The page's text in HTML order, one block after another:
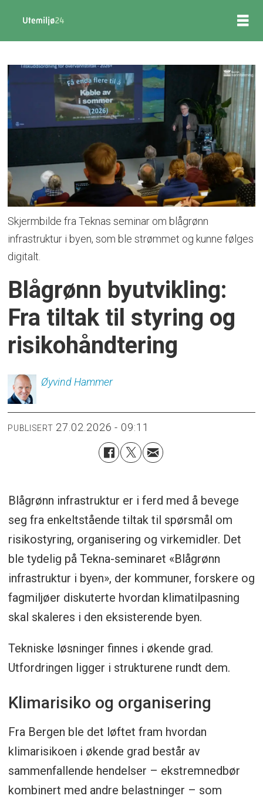
Skjermbilde fra Teknas seminar om blågrønn
infrastruktur i byen, som ble strømmet og kunne følges
digitalt.
Blågrønn byutvikling:
Fra tiltak til styring og
risikohåndtering
Øyvind Hammer
PUBLISERT 27.02.2026 - 09:11
Blågrønn infrastruktur er i ferd med å bevege
seg fra enkeltstående tiltak til spørsmål om
risikostyring, organisering og virkemidler. Det
ble tydelig på Tekna-seminaret «Blågrønn
infrastruktur i byen», der kommuner, forskere og
fagmiljøer diskuterte hvordan klimatilpasning
skal skaleres i den eksisterende byen.
Tekniske løsninger finnes i økende grad.
Utfordringen ligger i strukturene rundt dem.
Klimarisiko og organisering
Fra Bergen ble det løftet fram hvordan
klimarisikoen i økende grad består av
sammenfallende hendelser – ekstremnedbør
kombinert med andre belastninger – som